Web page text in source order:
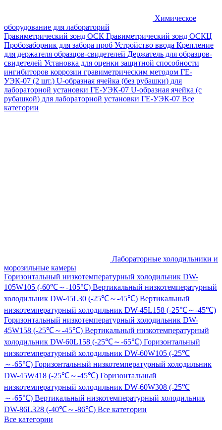
Химическое
оборудование для лабораторий
Гравиметрический зонд ОСК Гравиметрический зонд ОСКЦ
Пробозаборник для забора проб Устройство ввода Крепление
для держателя образцов-свидетелей Держатель для образцов-
свидетелей Установка для оценки защитной способности
ингибиторов коррозии гравиметрическим методом ГЕ-
УЭК-07 (2 шт.) U-образная ячейка (без рубашки) для
лабораторной установки ГЕ-УЭК-07 U-образная ячейка (с
рубашкой) для лабораторной установки ГЕ-УЭК-07 Все
категории
Лабораторные холодильники и
морозильные камеры
Горизонтальный низкотемпературный холодильник DW-
105W105 (-60℃～-105℃) Вертикальный низкотемпературный
холодильник DW-45L30 (-25℃～-45℃) Вертикальный
низкотемпературный холодильник DW-45L158 (-25℃～-45℃)
Горизонтальный низкотемпературный холодильник DW-
45W158 (-25℃～-45℃) Вертикальный низкотемпературный
холодильник DW-60L158 (-25℃～-65℃) Горизонтальный
низкотемпературный холодильник DW-60W105 (-25℃
～-65℃) Горизонтальный низкотемпературный холодильник
DW-45W418 (-25℃～-45℃) Горизонтальный
низкотемпературный холодильник DW-60W308 (-25℃
～-65℃) Вертикальный низкотемпературный холодильник
DW-86L328 (-40℃～-86℃) Все категории
Все категории